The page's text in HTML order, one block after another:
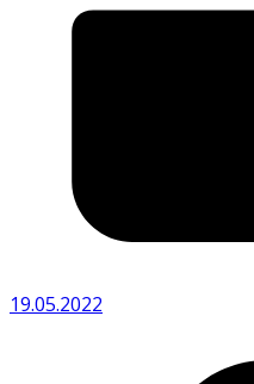
19.05.2022